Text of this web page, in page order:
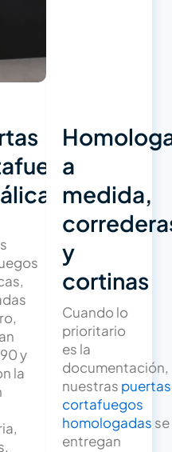
y
la
a
medida,
y
cortinas
Cuando lo
prioritario
es la
documentación,
nuestras puertas
cortafuegos
homologadas se
entregan